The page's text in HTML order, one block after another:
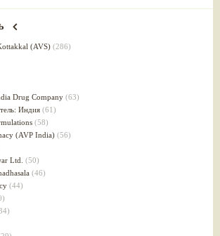
системы(49)
(46)
(38)
желудка (36)
(AVS) (286)
Drug Company (63)
Индия (61)
(58)
(AVP India) (56)
Ltd. (50)
(46)
(44)